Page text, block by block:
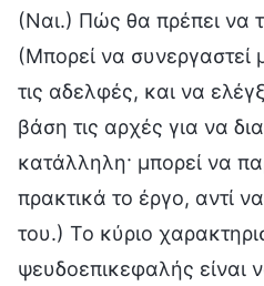
(Ναι.) Πώς θα πρέπει να
(Μπορεί να συνεργαστεί
τις αδελφές, και να
βάση τις αρχές για να
κατάλληλη· μπορεί να
πρακτικά το έργο, αντί
του.) Το κύριο
ψευδοεπικεφαλής είναι